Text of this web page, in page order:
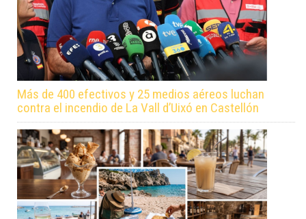
Más de 400 efectivos y 25 medios aéreos luchan
contra el incendio de La Vall d’Uixó en Castellón